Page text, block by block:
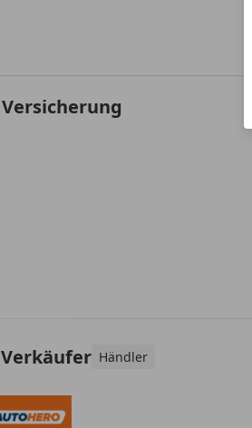
Versicherung
Verkäufer Händler